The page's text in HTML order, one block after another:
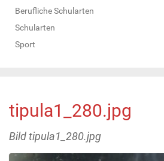
Berufliche Schularten
Schularten
Sport
tipula1_280.jpg
Bild tipula1_280.jpg